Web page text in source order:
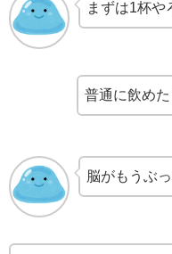
まずは1杯や
普通に飲め
脳がもうぶ